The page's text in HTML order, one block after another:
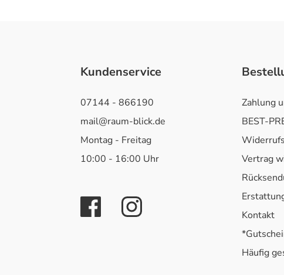
Kundenservice
07144 - 866190
mail@raum-blick.de
Montag - Freitag
10:00 - 16:00 Uhr
Zahlung
BEST-
Vertrag
Kontakt
Häufig